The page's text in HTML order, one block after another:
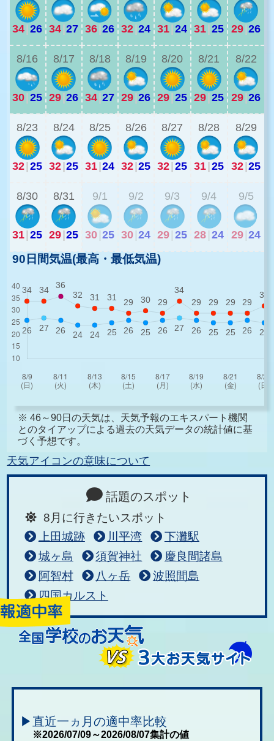
34|26 34|27 36|26 32|24 31|24 31|25 29|26
8/16
30|25
8/17
29|26
8/18
34|27
8/19
29|26
8/20
29|25
8/21
29|25
8/22
29|26
8/23
32|25
8/24
32|25
8/25
31|24
8/26
32|25
8/27
32|25
8/28
31|25
8/29
32|25
8/30
31|25
8/31
29|25
9/1
30 25
9/2
30 24
9/3
29 25
9/4
28 24
9/5
29 24
90日間気温(最高・最低気温)
※ 46～90日の天気は、天気予報のエキスパート機関
とのタイアップによる過去の天気データの統計値に基
づく予想です。
天気アイコンの意味について
話題のスポット
8月に行きたいスポット
上田城跡
川平湾
下灘駅
城ヶ島
須賀神社
慶良間諸島
阿智村
八ヶ岳
波照間島
四国カルスト
▶直近一ヵ月の適中率比較
※2026/07/09～2026/08/07集計の値